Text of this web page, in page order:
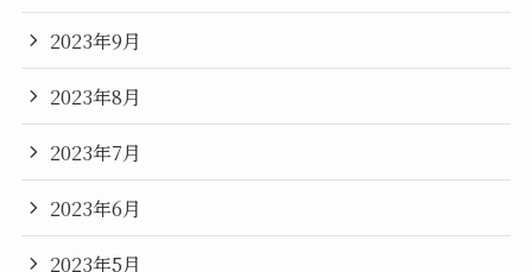
2023年9月
2023年8月
2023年7月
2023年6月
2023年5月